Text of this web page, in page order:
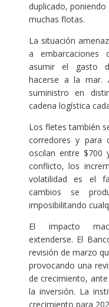
duplicado, poniendo
muchas flotas.
La situación
a embarcaciones
asumir el gasto
hacerse a la mar.
suministro en
cadena logística
Los fletes también
corredores y para
oscilan entre $700
conflicto, los
volatilidad es el
cambios se
imposibilitando
El impacto
extenderse. El
revisión de marzo
provocando una
de crecimiento,
la inversión. La
crecimiento para